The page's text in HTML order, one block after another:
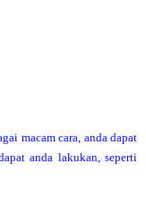
macam cara, anda dapat
anda lakukan, seperti